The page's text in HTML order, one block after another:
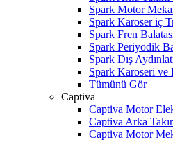
Spark Motor
Spark Karoser iç
Spark Fren
Spark Periyodik
Spark Dış
Spark Karoseri ve
Tümünü Gör
Captiva
Captiva Motor
Captiva Arka
Captiva Motor